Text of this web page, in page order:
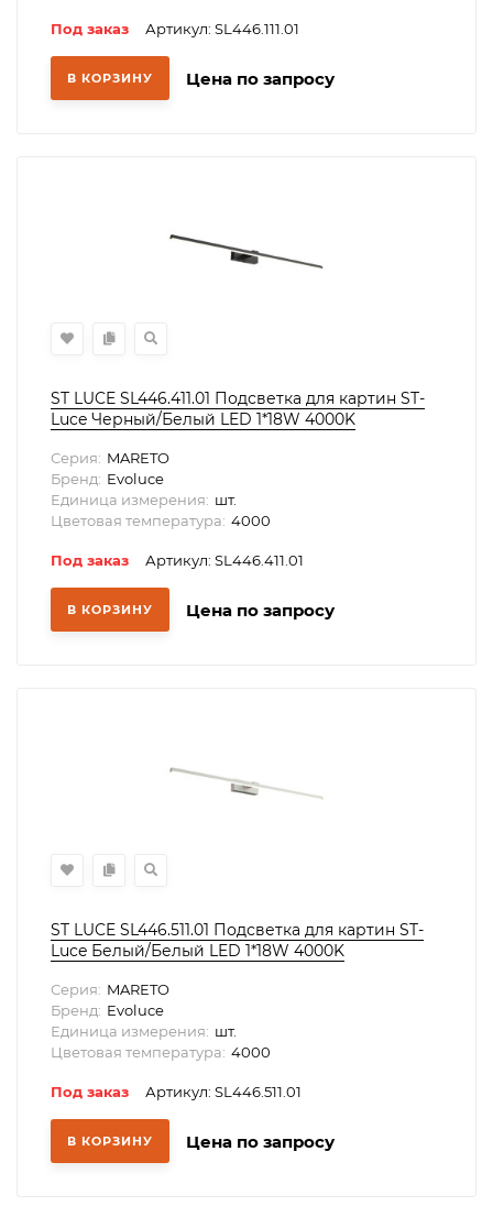
Под заказ Артикул: SL446.111.01
В КОРЗИНУ Цена по запросу
ST LUCE SL446.411.01 Подсветка для картин ST-
Luce Черный/Белый LED 1*18W 4000K
Серия: MARETO
Бренд: Evoluce
Единица измерения: шт.
Цветовая температура: 4000
Под заказ Артикул: SL446.411.01
В КОРЗИНУ Цена по запросу
ST LUCE SL446.511.01 Подсветка для картин ST-
Luce Белый/Белый LED 1*18W 4000K
Серия: MARETO
Бренд: Evoluce
Единица измерения: шт.
Цветовая температура: 4000
Под заказ Артикул: SL446.511.01
В КОРЗИНУ Цена по запросу